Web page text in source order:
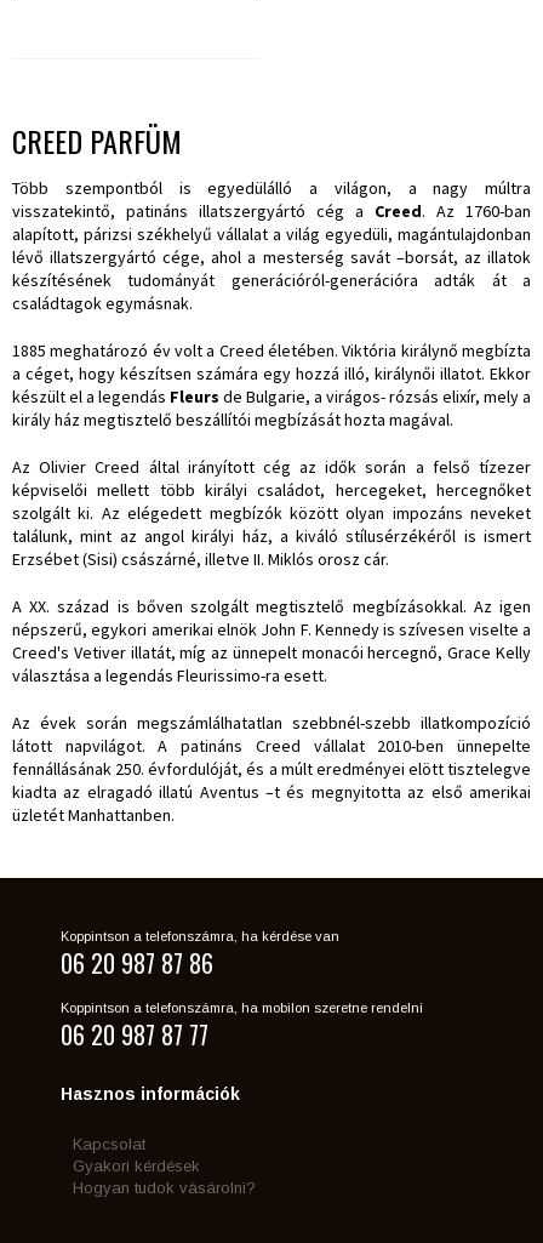
CREED PARFÜM
Több szempontból is egyedülálló a világon, a nagy múltra
visszatekintő, patináns illatszergyártó cég a Creed. Az 1760-ban
alapított, párizsi székhelyű vállalat a világ egyedüli, magántulajdonban
lévő illatszergyártó cége, ahol a mesterség savát –borsát, az illatok
készítésének tudományát generációról-generációra adták át a
családtagok egymásnak.
1885 meghatározó év volt a Creed életében. Viktória királynő megbízta
a céget, hogy készítsen számára egy hozzá illó, királynői illatot. Ekkor
készült el a legendás Fleurs de Bulgarie, a virágos- rózsás elixír, mely a
király ház megtisztelő beszállítói megbízását hozta magával.
Az Olivier Creed által irányított cég az idők során a felső tízezer
képviselői mellett több királyi családot, hercegeket, hercegnőket
szolgált ki. Az elégedett megbízók között olyan impozáns neveket
találunk, mint az angol királyi ház, a kiváló stílusérzékéről is ismert
Erzsébet (Sisi) császárné, illetve II. Miklós orosz cár.
A XX. század is bőven szolgált megtisztelő megbízásokkal. Az igen
népszerű, egykori amerikai elnök John F. Kennedy is szívesen viselte a
Creed's Vetiver illatát, míg az ünnepelt monacói hercegnő, Grace Kelly
választása a legendás Fleurissimo-ra esett.
Az évek során megszámlálhatatlan szebbnél-szebb illatkompozíció
látott napvilágot. A patináns Creed vállalat 2010-ben ünnepelte
fennállásának 250. évfordulóját, és a múlt eredményei elött tisztelegve
kiadta az elragadó illatú Aventus –t és megnyitotta az első amerikai
üzletét Manhattanben.
Koppintson a telefonszámra, ha kérdése van
06 20 987 87 86
Koppintson a telefonszámra, ha mobilon szeretne rendelni
06 20 987 87 77
Hasznos információk
Kapcsolat
Gyakori kérdések
Hogyan tudok vásárolni?